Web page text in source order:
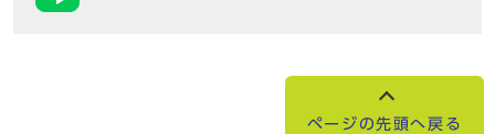
ページの先頭へ戻る